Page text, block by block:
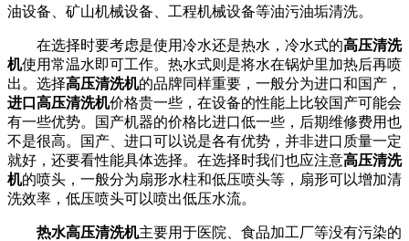
油设备、矿山机械设备、工程机械设备等油污油垢清洗。
在选择时要考虑是使用冷水还是热水，冷水式的高压清洗
机使用常温水即可工作。热水式则是将水在锅炉里加热后再喷
出。选择高压清洗机的品牌同样重要，一般分为进口和国产，
进口高压清洗机价格贵一些，在设备的性能上比较国产可能会
有一些优势。国产机器的价格比进口低一些，后期维修费用也
不是很高。国产、进口可以说是各有优势，并非进口质量一定
就好，还要看性能具体选择。在选择时我们也应注意高压清洗
机的喷头，一般分为扇形水柱和低压喷头等，扇形可以增加清
洗效率，低压喷头可以喷出低压水流。
热水高压清洗机主要用于医院、食品加工厂等没有污染的